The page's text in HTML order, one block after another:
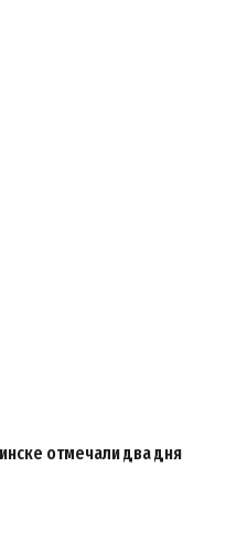
отмечали два дня